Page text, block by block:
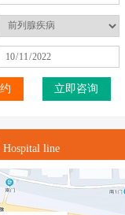
立即咨询
Hospital line